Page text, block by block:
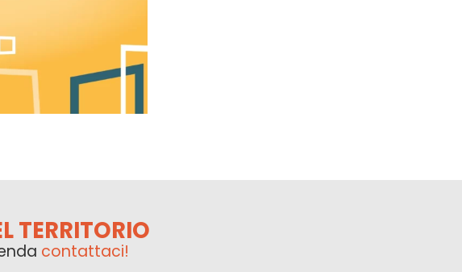
TERRITORIO
contattaci!